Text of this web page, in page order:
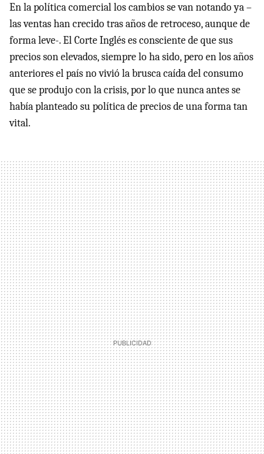
En la política comercial los cambios se van notando ya –
las ventas han crecido tras años de retroceso, aunque de
forma leve-. El Corte Inglés es consciente de que sus
precios son elevados, siempre lo ha sido, pero en los años
anteriores el país no vivió la brusca caída del consumo
que se produjo con la crisis, por lo que nunca antes se
había planteado su política de precios de una forma tan
vital.